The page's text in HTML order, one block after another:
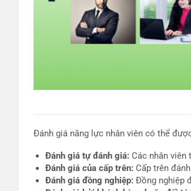
Đánh giá năng lực nhân viên có thể
Đánh giá tự đánh giá: Các nhân
Đánh giá của cấp trên: Cấp trên
Đánh giá đồng nghiệp: Đồng nghiệp